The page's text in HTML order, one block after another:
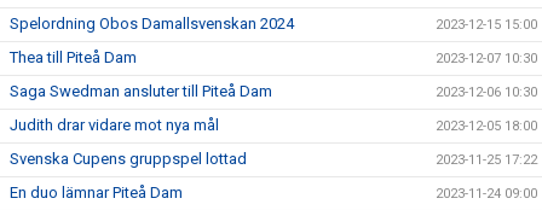
Spelordning Obos Damallsvenskan 2024 2023-12-15 15:00
Thea till Piteå Dam 2023-12-07 10:30
Saga Swedman ansluter till Piteå Dam 2023-12-06 10:30
Judith drar vidare mot nya mål 2023-12-05 18:00
Svenska Cupens gruppspel lottad 2023-11-25 17:22
En duo lämnar Piteå Dam 2023-11-24 09:00